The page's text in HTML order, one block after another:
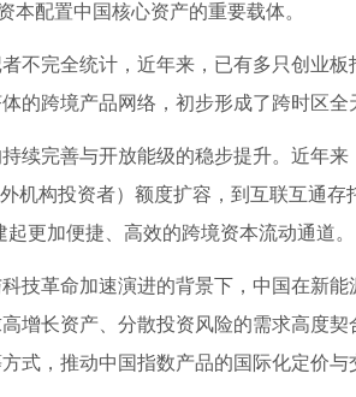
本配置中国核心资产的重要载体。
不完全统计，近年来，已有多只创业
的跨境产品网络，初步形成了跨时区全
续完善与开放能级的稳步提升。近年来
机构投资者）额度扩容，到互联互通
更加便捷、高效的跨境资本流动通道。
技革命加速演进的背景下，中国在新
增长资产、分散投资风险的需求高度
式，推动中国指数产品的国际化定价